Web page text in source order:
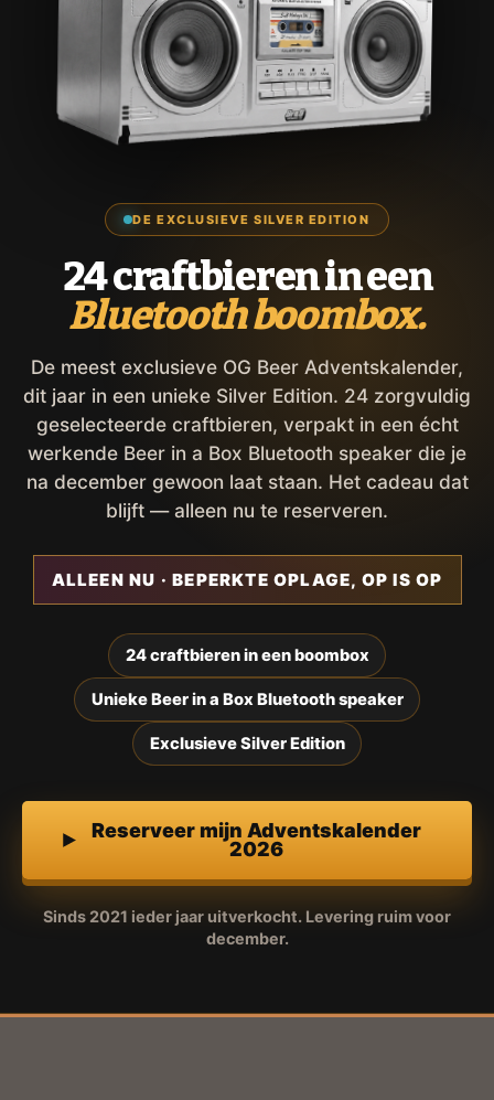
DE EXCLUSIEVE SILVER EDITION
24 craftbieren in een
Bluetooth boombox.
De meest exclusieve OG Beer Adventskalender,
dit jaar in een unieke Silver Edition. 24 zorgvuldig
geselecteerde craftbieren, verpakt in een écht
werkende Beer in a Box Bluetooth speaker die je
na december gewoon laat staan. Het cadeau dat
blijft — alleen nu te reserveren.
ALLEEN NU · BEPERKTE OPLAGE, OP IS OP
24 craftbieren in een boombox
Unieke Beer in a Box Bluetooth speaker
Exclusieve Silver Edition
Reserveer mijn Adventskalender
2026
Sinds 2021 ieder jaar uitverkocht. Levering ruim voor
december.